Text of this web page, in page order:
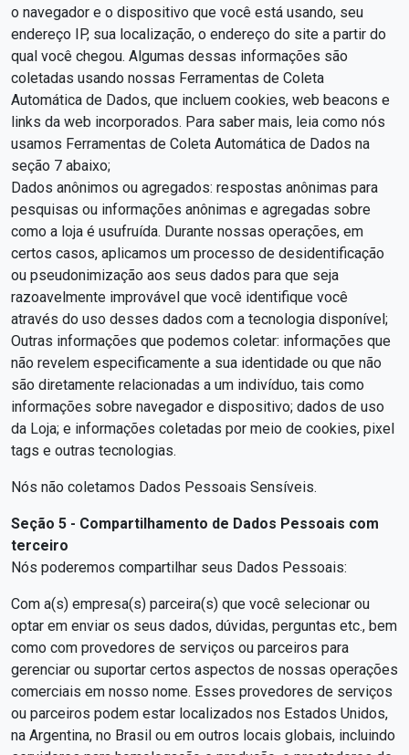
o navegador e o dispositivo que você está usando, seu
endereço IP, sua localização, o endereço do site a partir do
qual você chegou. Algumas dessas informações são
coletadas usando nossas Ferramentas de Coleta
Automática de Dados, que incluem cookies, web beacons e
links da web incorporados. Para saber mais, leia como nós
usamos Ferramentas de Coleta Automática de Dados na
seção 7 abaixo;
Dados anônimos ou agregados: respostas anônimas para
pesquisas ou informações anônimas e agregadas sobre
como a loja é usufruída. Durante nossas operações, em
certos casos, aplicamos um processo de desidentificação
ou pseudonimização aos seus dados para que seja
razoavelmente improvável que você identifique você
através do uso desses dados com a tecnologia disponível;
Outras informações que podemos coletar: informações que
não revelem especificamente a sua identidade ou que não
são diretamente relacionadas a um indivíduo, tais como
informações sobre navegador e dispositivo; dados de uso
da Loja; e informações coletadas por meio de cookies, pixel
tags e outras tecnologias.
Nós não coletamos Dados Pessoais Sensíveis.
Seção 5 - Compartilhamento de Dados Pessoais com
terceiro
Nós poderemos compartilhar seus Dados Pessoais:
Com a(s) empresa(s) parceira(s) que você selecionar ou
optar em enviar os seus dados, dúvidas, perguntas etc., bem
como com provedores de serviços ou parceiros para
gerenciar ou suportar certos aspectos de nossas operações
comerciais em nosso nome. Esses provedores de serviços
ou parceiros podem estar localizados nos Estados Unidos,
na Argentina, no Brasil ou em outros locais globais, incluindo